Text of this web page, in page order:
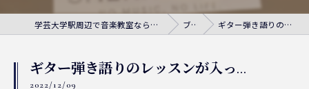
学芸大学駅周辺で音楽教室ならシェリー・アーツ音楽教室 ブログ ギター弾き語りのレッスンが入っ...
ギター弾き語りのレッスンが入っ...
2022/12/09